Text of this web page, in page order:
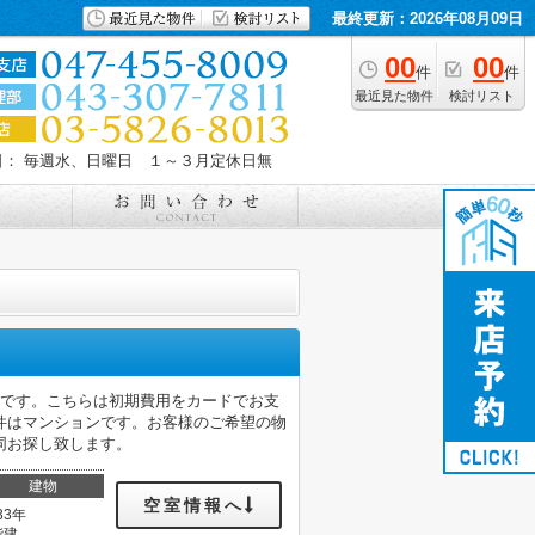
最終更新：2026年08月09日
00件
最近見た物件
00件
検討リスト
： 毎週水、日曜日 １～３月定休日無
す。こちらは初期費用をカードでお支
マンションです。お客様のご希望の物
探し致します。
建物
年
空室情報へ